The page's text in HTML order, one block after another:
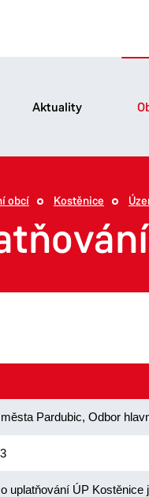
Aktuality
obcí Kostěnice
Pardubic, Odbor
uplatňování ÚP